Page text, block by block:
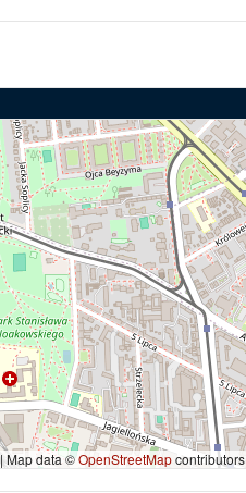
|Map data ©OpenStreetMapcontributors